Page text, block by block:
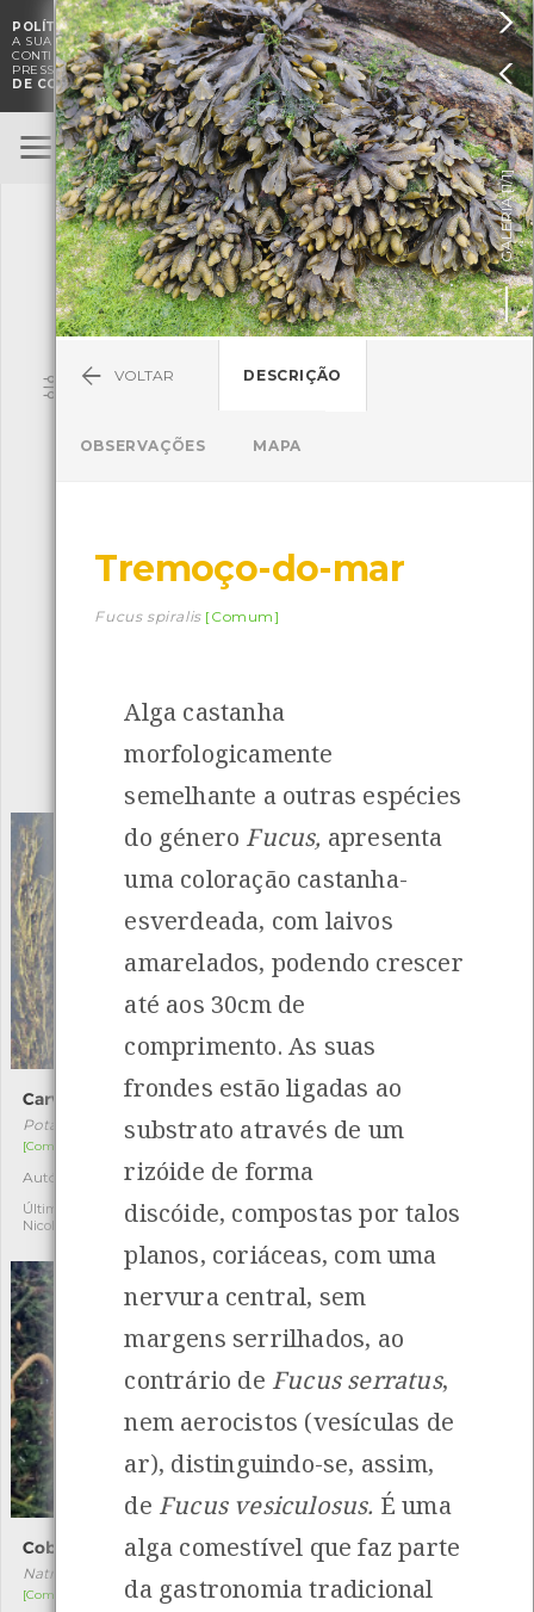
POLÍTICA DE COOKIES. O CMIA UTILIZA COOKIES PARA MELHORAR
A SUA EXPERIÊNCIA DE NAVEGAÇÃO E PARA FINS ESTATÍSTICOS.A
CONTINUAÇÃO DA UTILIZAÇÃO DESTE WEBSITE E SERVIÇOS
PRESSUPÕE A ACEITAÇÃO DA UTILIZAÇÃO DE COOKIES.POLÍTICA
DE COOKIES

ENTRAR
BioRegisto
TERMOS DE UTILIZAÇÃO
SUBMETER OBSERVAÇÃO
Pesquisa
Descarregar a app BioRegisto
Espécies 4839 Observações
Carvalhas
Potamogeton crispus
[Comum]
Autóctone
Última observação por:
Nicole Viana
1
Besouro-capuchinho
Heliotaurus ruficollis
Autóctone
Última observação por:
Nicole Viana
Cobra -de-água-de-colar
Natrix astreptophora
[Comum]
Tapete-inglês
[Comum]


GALERIA [
1/1
]
VOLTAR DESCRIÇÃO
OBSERVAÇÕES MAPA
Tremoço-do-mar
Fucus spiralis [Comum]
Alga castanha
morfologicamente
semelhante a outras espécies
do género Fucus, apresenta
uma coloração castanha-
esverdeada, com laivos
amarelados, podendo crescer
até aos 30cm de
comprimento. As suas
frondes estão ligadas ao
substrato através de um
rizóide de forma
discóide, compostas por talos
planos, coriáceas, com uma
nervura central, sem
margens serrilhados, ao
contrário de Fucus serratus,
nem aerocistos (vesículas de
ar), distinguindo-se, assim,
de Fucus vesiculosus. É uma
alga comestível que faz parte
da gastronomia tradicional